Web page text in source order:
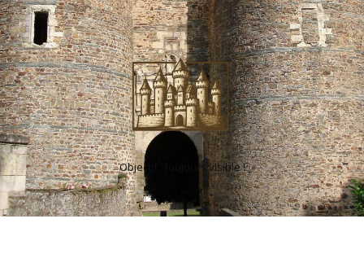
Objectif : toujours visible !